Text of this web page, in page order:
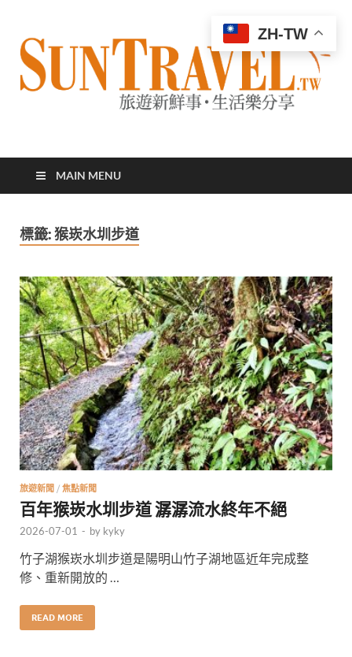
太陽網
MAIN MENU
標籤:猴崁水圳步道
旅遊新聞 / 焦點新聞
百年猴崁水圳步道 潺潺流水終年不絕
2026-07-01 - by kyky
竹子湖猴崁水圳步道是陽明山竹子湖地區近年完成整
修、重新開放的 …
READ MORE
ZH-TW